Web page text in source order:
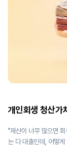
시결정이 나올 때까
개인회생 청산가
"재산이 너무 많으면
는 다 대출인데, 어떻게 안 될까요?" 회생을 준비하시다